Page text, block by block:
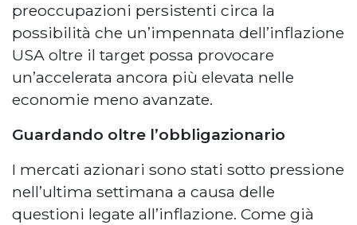
preoccupazioni persistenti circa la
possibilità che un’impennata dell’inflazione
USA oltre il target possa provocare
un’accelerata ancora più elevata nelle
economie meno avanzate.
Guardando oltre l’obbligazionario
I mercati azionari sono stati sotto pressione
nell’ultima settimana a causa delle
questioni legate all’inflazione. Come già